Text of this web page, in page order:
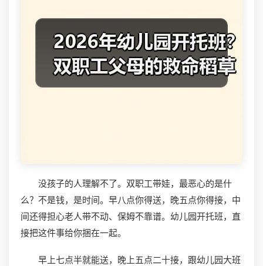
没孩子的人理解不了。双职工带娃，最恶心的是什
么？不是钱，是时间。早八点你得送，晚五点你得接，中
间还得担心老人带不动、保姆不靠谱。幼儿园开托班，直
接把这件事给你捆在一起。
早上七点半就能送，晚上五点二十接，跟幼儿园大班